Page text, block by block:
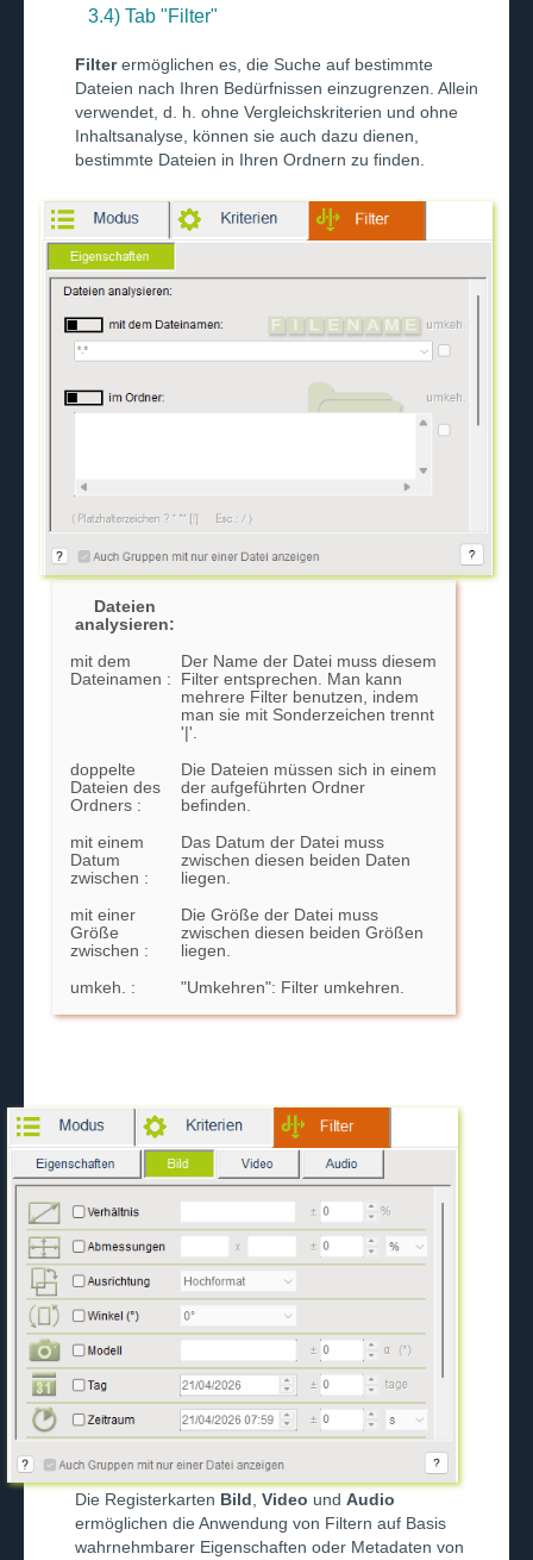
3.4) Tab "Filter"
Filterermöglichen es, die Suche auf bestimmte
Dateien nach Ihren Bedürfnissen einzugrenzen. Allein
verwendet, d. h. ohne Vergleichskriterien und ohne
Inhaltsanalyse, können sie auch dazu dienen,
bestimmte Dateien in Ihren Ordnern zu finden.
Dateien
analysieren:
mit dem
Dateinamen :
Der Name der Datei muss diesem
Filter entsprechen. Man kann
mehrere Filter benutzen, indem
man sie mit Sonderzeichen trennt
'|'.
doppelte
Dateien des
Ordners :
Die Dateien müssen sich in einem
der aufgeführten Ordner
befinden.
mit einem
Datum
zwischen :
Das Datum der Datei muss
zwischen diesen beiden Daten
liegen.
mit einer
Größe
zwischen :
Die Größe der Datei muss
zwischen diesen beiden Größen
liegen.
umkeh. : "Umkehren": Filter umkehren.
Die Registerkarten Bild,Video undAudio
ermöglichen die Anwendung von Filtern auf Basis
wahrnehmbarer Eigenschaften oder Metadaten von